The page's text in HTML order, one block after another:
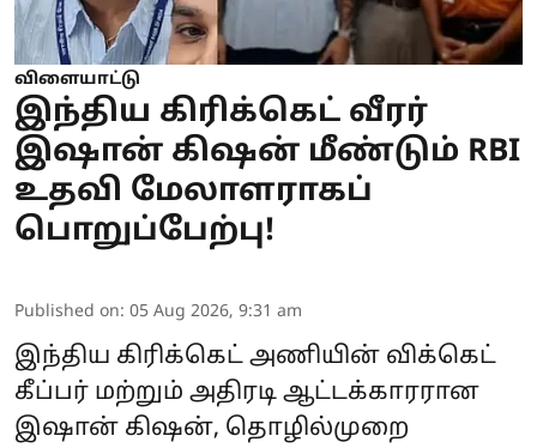
விளையாட்டு
இந்திய கிரிக்கெட் வீரர்
இஷான் கிஷன் மீண்டும் RBI
உதவி மேலாளராகப்
பொறுப்பேற்பு!
Published on: 05 Aug 2026, 9:31 am
இந்திய கிரிக்கெட் அணியின் விக்கெட்
கீப்பர் மற்றும் அதிரடி ஆட்டக்காரரான
இஷான் கிஷன், தொழில்முறை